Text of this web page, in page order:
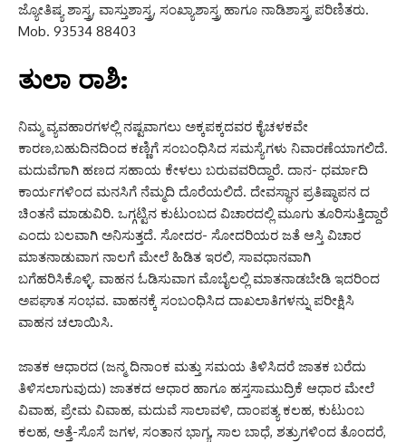
ಜ್ಯೋತಿಷ್ಯ ಶಾಸ್ತ್ರ, ವಾಸ್ತುಶಾಸ್ತ್ರ, ಸಂಖ್ಯಾಶಾಸ್ತ್ರ ಹಾಗೂ ನಾಡಿಶಾಸ್ತ್ರ ಪರಿಣಿತರು.
Mob. 93534 88403
ತುಲಾ ರಾಶಿ:
ನಿಮ್ಮ ವ್ಯವಹಾರಗಳಲ್ಲಿ ನಷ್ಟವಾಗಲು ಅಕ್ಕಪಕ್ಕದವರ ಕೈಚಳಕವೇ
ಕಾರಣ,ಬಹುದಿನದಿಂದ ಕಣ್ಣಿಗೆ ಸಂಬಂಧಿಸಿದ ಸಮಸ್ಯೆಗಳು ನಿವಾರಣೆಯಾಗಲಿದೆ.
ಮದುವೆಗಾಗಿ ಹಣದ ಸಹಾಯ ಕೇಳಲು ಬರುವವರಿದ್ದಾರೆ. ದಾನ- ಧರ್ಮಾದಿ
ಕಾರ್ಯಗಳಿಂದ ಮನಸಿಗೆ ನೆಮ್ಮದಿ ದೊರೆಯಲಿದೆ. ದೇವಸ್ಥಾನ ಪ್ರತಿಷ್ಠಾಪನ ದ
ಚಿಂತನೆ ಮಾಡುವಿರಿ. ಒಗ್ಗಟ್ಟಿನ ಕುಟುಂಬದ ವಿಚಾರದಲ್ಲಿ ಮೂಗು ತೂರಿಸುತ್ತಿದ್ದಾರೆ
ಎಂದು ಬಲವಾಗಿ ಅನಿಸುತ್ತದೆ. ಸೋದರ- ಸೋದರಿಯರ ಜತೆ ಆಸ್ತಿ ವಿಚಾರ
ಮಾತನಾಡುವಾಗ ನಾಲಗೆ ಮೇಲೆ ಹಿಡಿತ ಇರಲಿ, ಸಾವಧಾನವಾಗಿ
ಬಗೆಹರಿಸಿಕೊಳ್ಳಿ. ವಾಹನ ಓಡಿಸುವಾಗ ಮೊಬೈಲಲ್ಲಿ ಮಾತನಾಡಬೇಡಿ ಇದರಿಂದ
ಅಪಘಾತ ಸಂಭವ. ವಾಹನಕ್ಕೆ ಸಂಬಂಧಿಸಿದ ದಾಖಲಾತಿಗಳನ್ನು ಪರೀಕ್ಷಿಸಿ
ವಾಹನ ಚಲಾಯಿಸಿ.
ಜಾತಕ ಆಧಾರದ (ಜನ್ಮ ದಿನಾಂಕ ಮತ್ತು ಸಮಯ ತಿಳಿಸಿದರೆ ಜಾತಕ ಬರೆದು
ತಿಳಿಸಲಾಗುವುದು) ಜಾತಕದ ಆಧಾರ ಹಾಗೂ ಹಸ್ತಸಾಮುದ್ರಿಕೆ ಆಧಾರ ಮೇಲೆ
ವಿವಾಹ, ಪ್ರೇಮ ವಿವಾಹ, ಮದುವೆ ಸಾಲಾವಳಿ, ದಾಂಪತ್ಯ ಕಲಹ, ಕುಟುಂಬ
ಕಲಹ, ಅತ್ತೆ-ಸೊಸೆ ಜಗಳ, ಸಂತಾನ ಭಾಗ್ಯ, ಸಾಲ ಬಾಧೆ, ಶತ್ರುಗಳಿಂದ ತೊಂದರೆ,